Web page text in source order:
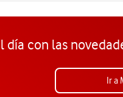
día con las
Ir a